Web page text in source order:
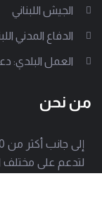
الجيش اللبناني
الدفاع المدني
العمل البلدي:
من نحن
لتدعم على مختلف